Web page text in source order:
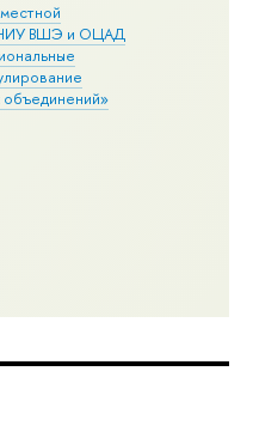
НИУ ВШЭ и ОЦАД
объединений»